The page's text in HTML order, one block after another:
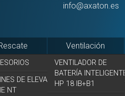
info@axaton.es
DE ELEVACIÓN
NT
Ventilación
VENTILADOR DE
BATERÍA INTELIGENTE
HP 18 IB+B1